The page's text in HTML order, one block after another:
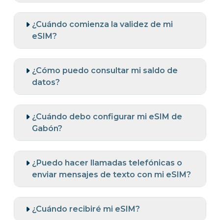
¿Cuándo comienza la validez de mi
eSIM?
¿Cómo puedo consultar mi saldo de
datos?
¿Cuándo debo configurar mi eSIM de
Gabón?
¿Puedo hacer llamadas telefónicas o
enviar mensajes de texto con mi eSIM?
¿Cuándo recibiré mi eSIM?